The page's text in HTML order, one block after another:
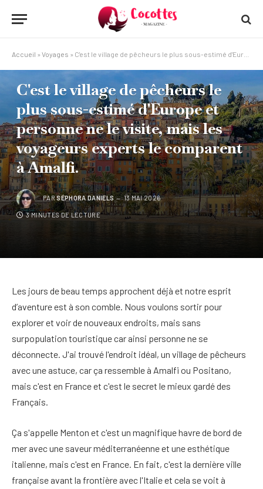
Accueil » Voyages » C'est le village de pêcheurs le plus sous-estimé d'Europe et personne ne le visite, mais les voyageurs experts le comparent à Amalfi.
C'est le village de pêcheurs le
plus sous-estimé d'Europe et
personne ne le visite, mais les
voyageurs experts le comparent
à Amalfi.
PARSÉPHORA DANIELS 13 MAI 2026
3 MINUTES DE LECTURE
Les jours de beau temps approchent déjà et notre esprit
d’aventure est à son comble. Nous voulons sortir pour
explorer et voir de nouveaux endroits, mais sans
surpopulation touristique car ainsi personne ne se
déconnecte. J'ai trouvé l'endroit idéal, un village de pêcheurs
avec une astuce, car ça ressemble à Amalfi ou Positano,
mais c'est en France et c'est le secret le mieux gardé des
Français.
Ça s'appelle Menton et c'est un magnifique havre de bord de
mer avec une saveur méditerranéenne et une esthétique
italienne, mais c'est en France. En fait, c'est la dernière ville
française avant la frontière avec l'Italie et cela se voit à